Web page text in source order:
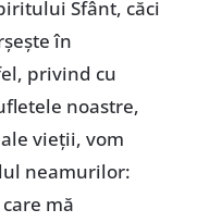
Sfânt, căci
în
privind cu
noastre,
vieţii, vom
neamurilor:
mă